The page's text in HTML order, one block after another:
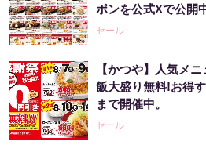
ポンを公式Xで公開
セール
【かつや】人気メ
飯大盛り無料!お得
まで開催中。
セール